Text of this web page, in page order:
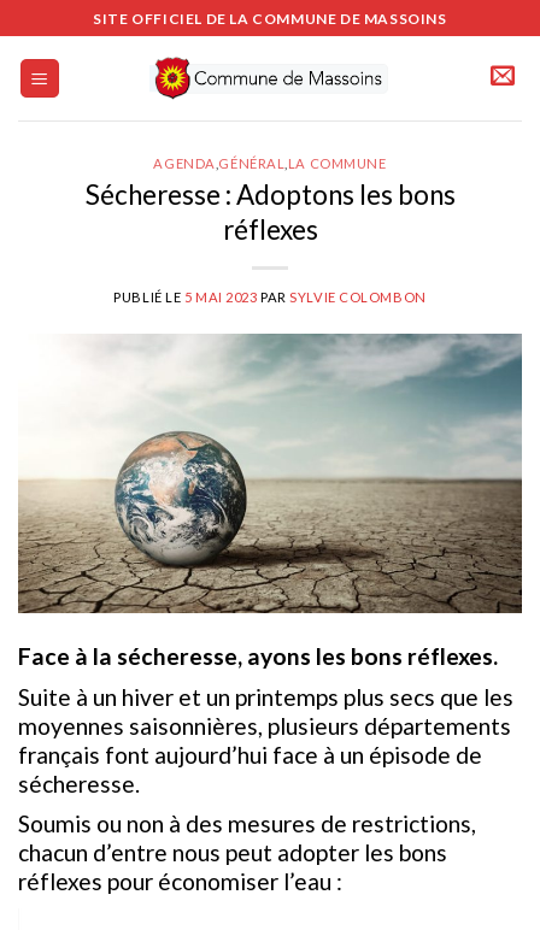
au
contenu
SITE OFFICIEL DE LA COMMUNE DE MASSOINS
AGENDA GÉNÉRAL LA COMMUNE
Sécheresse : Adoptons les bons
réflexes
PUBLIÉ LE 5 MAI 2023 PAR SYLVIE COLOMBON
Face à la sécheresse, ayons les bons réflexes.
Suite à un hiver et un printemps plus secs que les
moyennes saisonnières, plusieurs départements
français font aujourd’hui face à un épisode de
sécheresse.
Soumis ou non à des mesures de restrictions,
chacun d’entre nous peut adopter les bons
réflexes pour économiser l’eau :